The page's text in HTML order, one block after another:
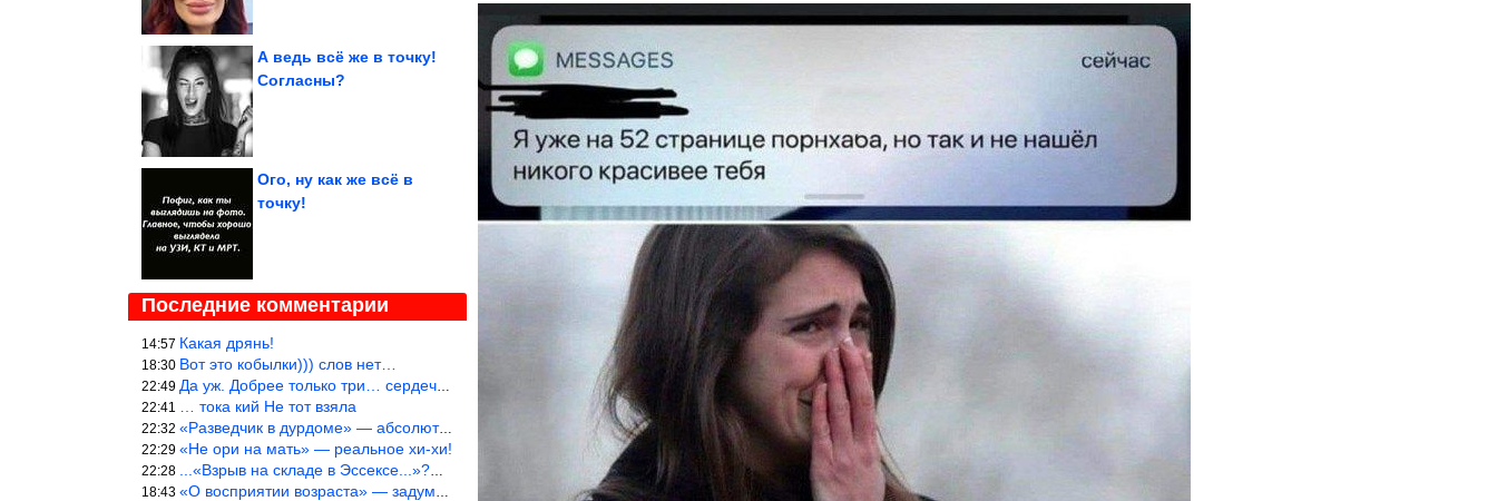
А ведь всё же в точку!
Согласны?
Ого, ну как же всё в
точку!
Последние комментарии
14:57 Какая дрянь!
18:30 Вот это кобылки))) слов нет…
22:49 Да уж. Добрее только три… сердечка!
22:41 … тока кий Не тот взяла
22:32 «Разведчик в дурдоме» — абсолютное попадание!
22:29 «Не ори на мать» — реальное хи-хи!
22:28 ...«Взрыв на складе в Эссексе...»?… Служу России!
18:43 «О восприятии возраста» — задумался. На сколько раньше быстрее в